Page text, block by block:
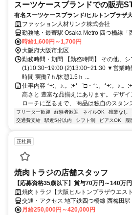
スーツケースブランドでの販売
有名スーツケースブランド/ヒルトンプラザ
い有☆履歴書不要◎
ファッション人材リンク株式会社
勤務地・最寄駅 Osaka Metro 四つ橋線「
神「大阪梅田」駅より徒歩約1分 JR「大
時給1,600円～1,700円
大阪府大阪市北区
勤務時間・期間 【勤務時間】 その他、シ
(1)10:30~19:00 (2)13:00~21:30 ▼営業
時間 実働7ｈ/休憩1.5ｈ ...
仕事内容 *+:。♪.。:+*゜□・*:.。*+:。♪.。
高さと 豊富な品揃えにあります。 デザ
ローチに至るまで、 商品は独自のスタン
フリーター歓迎 経験者歓迎 ネイルOK 残業なし
交通費支給
駅近5分以内 シフト制 ピアスOK 履
正社員
焼肉トラジの店舗スタッフ
【応募資格35歳以下】賞与70万円～140万
焼肉トラジ【大阪ヒルトンプラザウエスト
交通・アクセス 地下鉄四つ橋線 西梅田
下鉄御堂筋線 梅田駅 / 地下鉄谷町線 東梅
月給250,000円～420,000円